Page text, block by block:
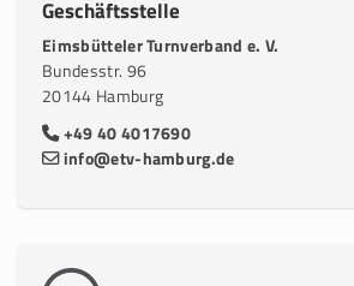
Geschäftsstelle
Eimsbütteler Turnverband e. V.
Bundesstr. 96
20144 Hamburg
+49 40 4017690
info@etv-hamburg.de